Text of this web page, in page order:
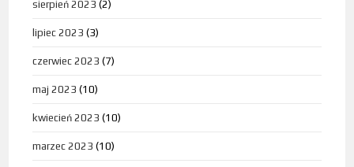
sierpień 2023 (2)
lipiec 2023 (3)
czerwiec 2023 (7)
maj 2023 (10)
kwiecień 2023 (10)
marzec 2023 (10)